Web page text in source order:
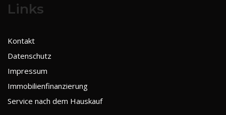
Links
Kontakt
Datenschutz
Impressum
Immobilienfinanzierung
Service nach dem Hauskauf